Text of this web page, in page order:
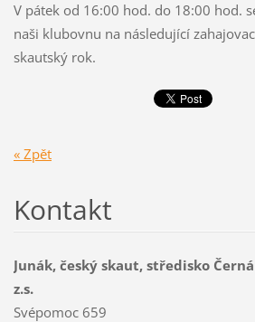
V pátek od 16:00 hod. do 18:00 hod.
naši klubovnu na následující
skautský rok.
« Zpět
Kontakt
Junák, český skaut, středisko
z.s.
Svépomoc 659